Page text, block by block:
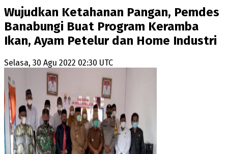
Wujudkan Ketahanan Pangan, Pemdes
Banabungi Buat Program Keramba
Ikan, Ayam Petelur dan Home Industri
Selasa, 30 Agu 2022 02:30 UTC